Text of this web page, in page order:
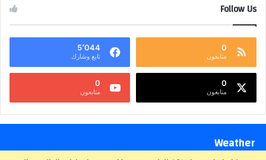
Follow Us
0
متابعون
5٬044
تابع وشارك
0
متابعون
0
متابعون
Weather